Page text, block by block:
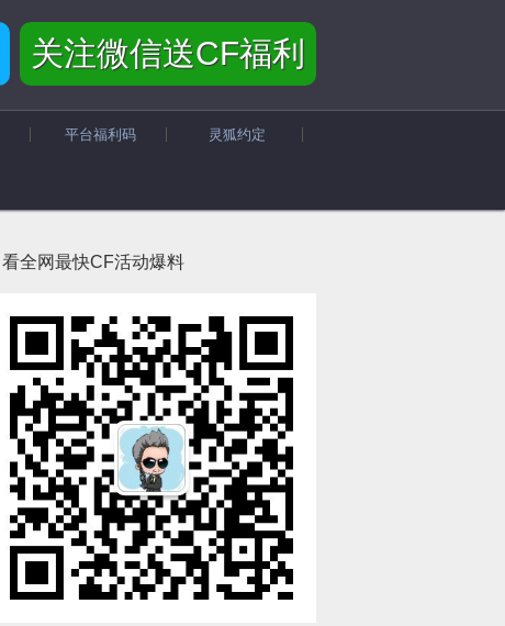
关注微信送CF福利
平台福利码 灵狐约定
看全网最快CF活动爆料